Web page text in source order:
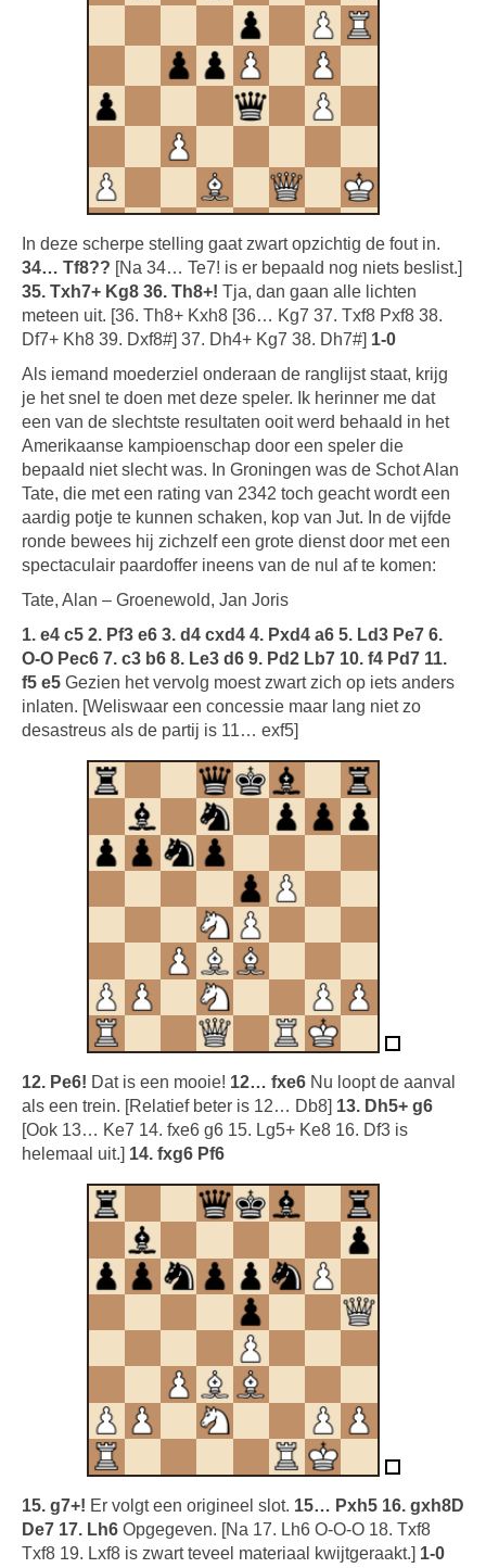
In deze scherpe stelling gaat zwart opzichtig de fout in.
34… Tf8?? [Na 34… Te7! is er bepaald nog niets beslist.]
35. Txh7+ Kg8 36. Th8+! Tja, dan gaan alle lichten
meteen uit. [36. Th8+ Kxh8 [36… Kg7 37. Txf8 Pxf8 38.
Df7+ Kh8 39. Dxf8#] 37. Dh4+ Kg7 38. Dh7#] 1-0
Als iemand moederziel onderaan de ranglijst staat, krijg
je het snel te doen met deze speler. Ik herinner me dat
een van de slechtste resultaten ooit werd behaald in het
Amerikaanse kampioenschap door een speler die
bepaald niet slecht was. In Groningen was de Schot Alan
Tate, die met een rating van 2342 toch geacht wordt een
aardig potje te kunnen schaken, kop van Jut. In de vijfde
ronde bewees hij zichzelf een grote dienst door met een
spectaculair paardoffer ineens van de nul af te komen:
Tate, Alan – Groenewold, Jan Joris
1. e4 c5 2. Pf3 e6 3. d4 cxd4 4. Pxd4 a6 5. Ld3 Pe7 6.
O-O Pec6 7. c3 b6 8. Le3 d6 9. Pd2 Lb7 10. f4 Pd7 11.
f5 e5 Gezien het vervolg moest zwart zich op iets anders
inlaten. [Weliswaar een concessie maar lang niet zo
desastreus als de partij is 11… exf5]
12. Pe6! Dat is een mooie! 12… fxe6 Nu loopt de aanval
als een trein. [Relatief beter is 12… Db8] 13. Dh5+ g6
[Ook 13… Ke7 14. fxe6 g6 15. Lg5+ Ke8 16. Df3 is
helemaal uit.] 14. fxg6 Pf6
15. g7+! Er volgt een origineel slot. 15… Pxh5 16. gxh8D
De7 17. Lh6 Opgegeven. [Na 17. Lh6 O-O-O 18. Txf8
Txf8 19. Lxf8 is zwart teveel materiaal kwijtgeraakt.] 1-0